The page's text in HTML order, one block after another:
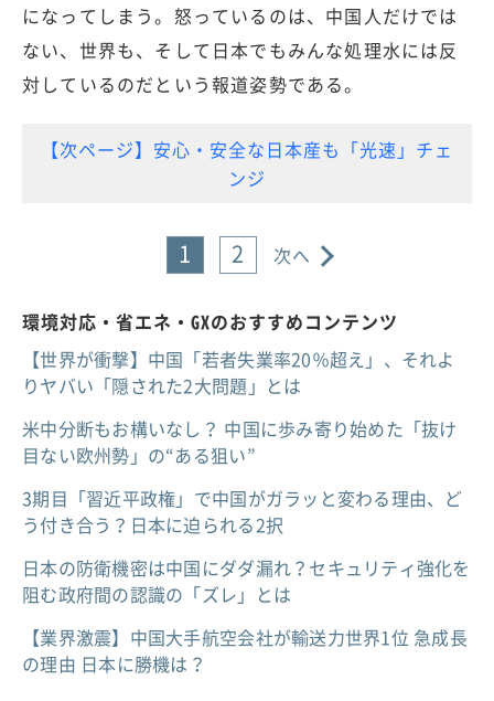
になってしまう。怒っているのは、中国人だけでは
ない、世界も、そして日本でもみんな処理水には反
対しているのだという報道姿勢である。
【次ページ】安心・安全な日本産も「光速」チェ
ンジ
1 2 次へ
環境対応・省エネ・GXのおすすめコンテンツ
【世界が衝撃】中国「若者失業率20％超え」、それよ
りヤバい「隠された2大問題」とは
米中分断もお構いなし？ 中国に歩み寄り始めた「抜け
目ない欧州勢」の“ある狙い”
3期目「習近平政権」で中国がガラッと変わる理由、ど
う付き合う？日本に迫られる2択
日本の防衛機密は中国にダダ漏れ？セキュリティ強化を
阻む政府間の認識の「ズレ」とは
【業界激震】中国大手航空会社が輸送力世界1位 急成長
の理由 日本に勝機は？